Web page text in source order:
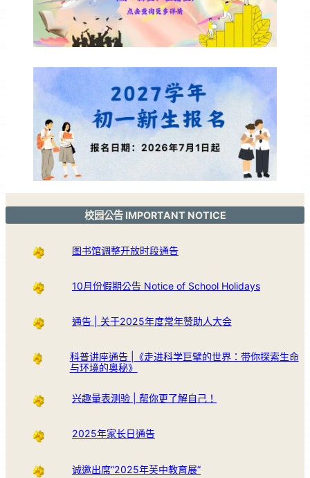
校园公告 IMPORTANT NOTICE
图书馆调整开放时段通告
10月份假期公告 Notice of School Holidays
通告 | 关于2025年度常年赞助人大会
科普讲座通告 |《走进科学巨擘的世界：带你探索生命
与环境的奥秘》
兴趣量表测验 | 帮你更了解自己！
2025年家长日通告
诚邀出席“2025年芙中教育展”